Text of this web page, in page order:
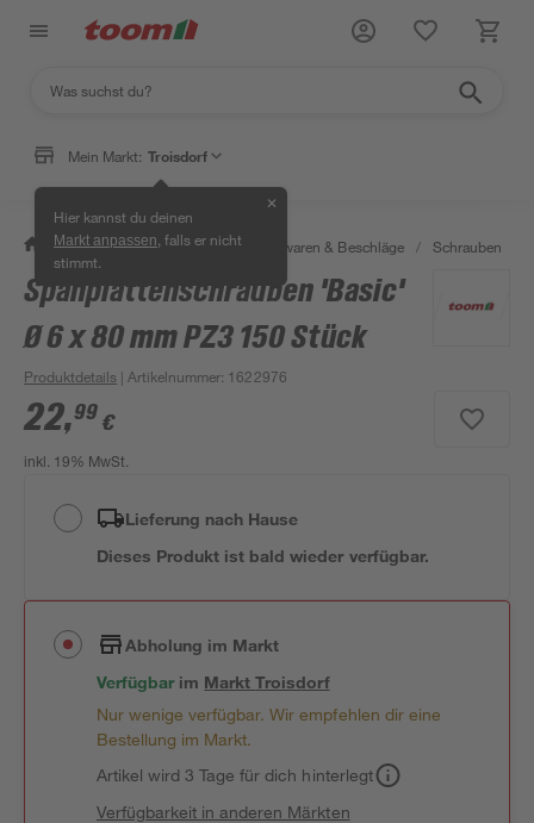
Mein Markt: Troisdorf
Hier kannst du deinen
Markt anpassen , falls er nicht
stimmt.
✕
/ Werkstatt & Maschinen / Eisenwaren & Beschläge / Schrauben
Spanplattenschrauben 'Basic'
Ø 6 x 80 mm PZ3 150 Stück
Produktdetails | Artikelnummer: 1622976
22,99 €
inkl. 19% MwSt.
Lieferung nach Hause
Dieses Produkt ist bald wieder verfügbar.
Abholung im Markt
Verfügbar im MarktTroisdorf
Nur wenige verfügbar. Wir empfehlen dir eine
Bestellung im Markt.
Artikel wird 3 Tage für dich hinterlegt
Verfügbarkeit in anderen Märkten